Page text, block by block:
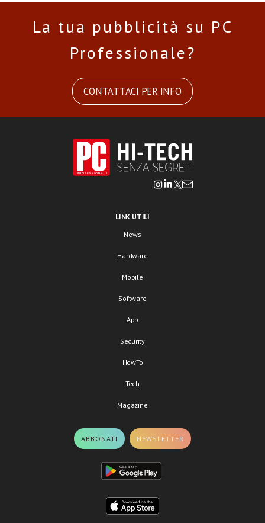
La tua pubblicità su PC
Professionale?
CONTATTACI PER INFO
LINK UTILI
News
Hardware
Mobile
Software
App
Security
HowTo
Tech
Magazine
ABBONATI NEWSLETTER